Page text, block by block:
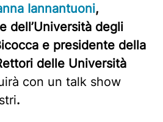
Iannantuoni,
dell’Università degli
e presidente della
delle Università
con un talk show
.